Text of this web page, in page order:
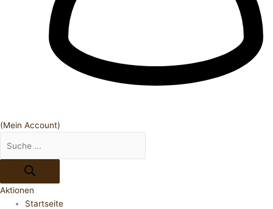
(Mein Account)
Aktionen
Startseite